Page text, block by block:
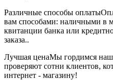
Различные способы оплаты
вам способами: наличными в
квитанции банка или
заказа..
Лучшая ценаМы гордимся
проверяют сотни клиентов,
интернет - магазину!